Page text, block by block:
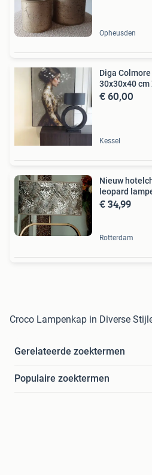
Opheusden
Diga
30x30x40 cm
€ 60,00
Kessel
Nieuw
leopard
€ 34,99
Rotterdam
Croco Lampenkap in Diverse
Gerelateerde zoektermen
Populaire zoektermen